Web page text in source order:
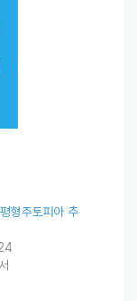
형주토피아 추